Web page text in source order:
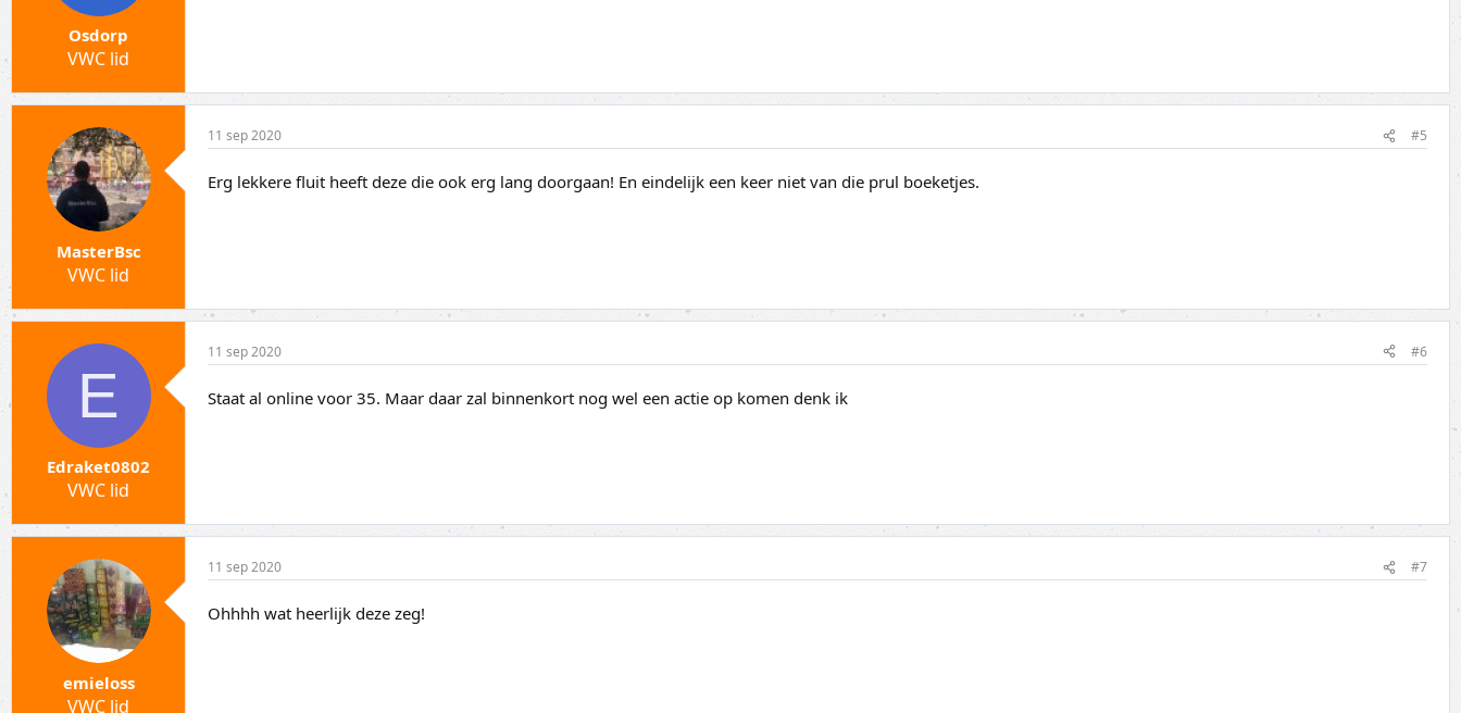
Osdorp
VWC lid
MasterBsc
VWC lid
11 sep 2020 #5
Erg lekkere fluit heeft deze die ook erg lang doorgaan! En eindelijk een keer niet van die prul boeketjes.
E
Edraket0802
VWC lid
11 sep 2020 #6
Staat al online voor 35. Maar daar zal binnenkort nog wel een actie op komen denk ik
emieloss
VWC lid
11 sep 2020 #7
Ohhhh wat heerlijk deze zeg!